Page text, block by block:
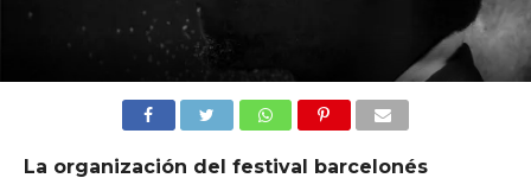
La organización del festival barcelonés